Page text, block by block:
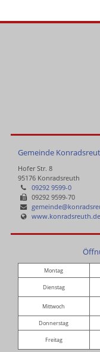
Gemeinde
Hofer Str. 8
95176 Konradsreuth
09292 9599-0
09292 9599-70
www.konradsreuth.de
Montag
Dienstag
Mittwoch
Donnerstag
Freitag